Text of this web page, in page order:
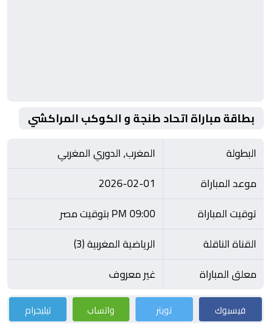
بطاقة مباراة اتحاد طنجة و الكوكب المراكشي
البطولة
المغرب, الدوري المغربي
موعد المباراة
2026-02-01
توقيت المباراة
09:00 PM بتوقيت مصر
القناة الناقلة
الرياضية المغربية (3)
معلق المباراة
غير معروف
فيسبوك تويتر واتساب تيليجرام